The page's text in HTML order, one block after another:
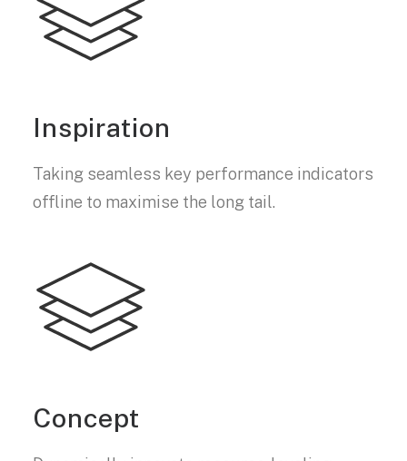
Inspiration
Taking seamless key performance indicators
offline to maximise the long tail.
Concept